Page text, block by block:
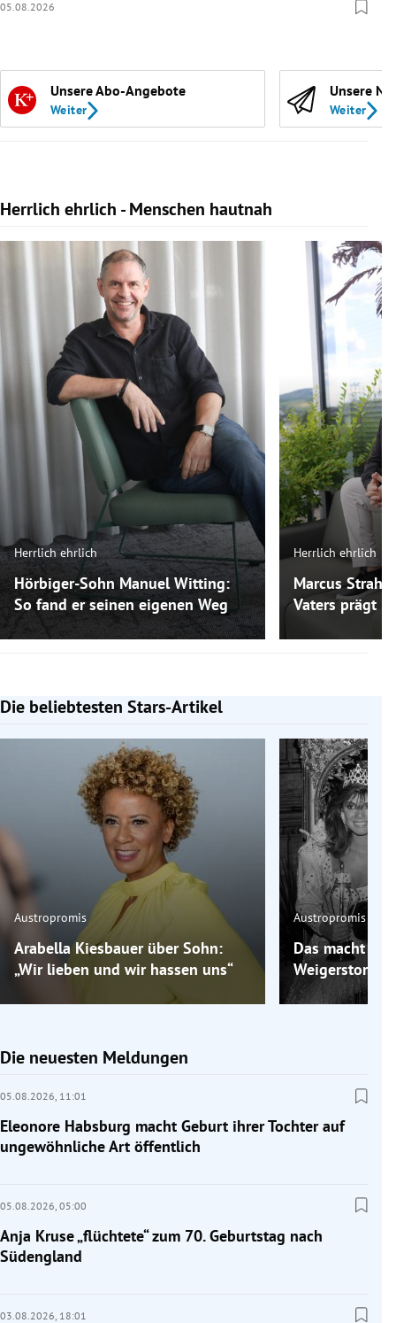
05.08.2026
Unsere Abo-Angebote
Weiter
Unsere
Weiter
Herrlich ehrlich - Menschen hautnah
Slide 1 von 10
Herrlich ehrlich
Hörbiger-Sohn Manuel Witting:
So fand er seinen eigenen Weg
Herrlich ehrlich
Marcus
Vaters prägt
Die beliebtesten Stars-Artikel
Slide 1 von 7
Austropromis
Arabella Kiesbauer über Sohn:
„Wir lieben und wir hassen uns“
Austropromis
Das macht
Weigerstorfer
Die neuesten Meldungen
05.08.2026, 11:01
Eleonore Habsburg macht Geburt ihrer Tochter auf
ungewöhnliche Art öffentlich
05.08.2026, 05:00
Anja Kruse „flüchtete“ zum 70. Geburtstag nach
Südengland
03.08.2026, 18:01